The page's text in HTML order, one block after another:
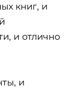
книг, и
и отлично
и